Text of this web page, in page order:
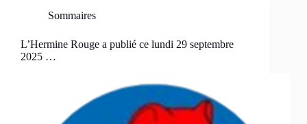
Sommaires
L’Hermine Rouge a publié ce lundi 29 septembre
2025 …